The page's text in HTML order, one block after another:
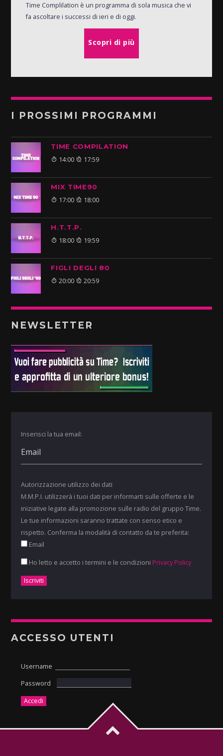
Time Complilation è un programma di sola musica che vi
fa ascoltare i successi di ieri e di oggi.
Scopri di più
I PROSSIMI PROGRAMMI
TIME COMPILATION
14:00 17:59
MIX TIME90
17:00 18:00
H.T.T.P.
18:00 19:59
FIGLI DEGLI 80
20:00 20:59
NEWSLETTER
Inserisci la tua email:
Autorizzazione utilizzo dei dati
M.M.P.I. utilizzerà i tuoi dati per informarti sulle offerte e le
iniziative legate alla promozione sulle radio del gruppo Time.
Le tue informazioni saranno trattate con senso etico e
rispetto. Conferma la modalità di contatto da te preferita:
Email
Ho letto e accetto i termini e le condizioni Privacy Policy
ACCESSO UTENTI
Username
Password